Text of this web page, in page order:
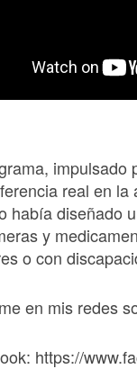
impulsado
real en
había diseñado
y
o con
en mis redes
https://